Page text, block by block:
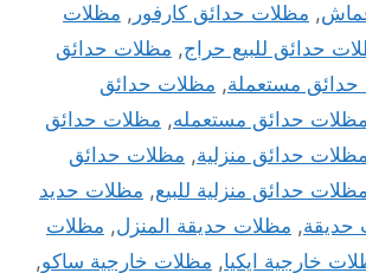
, مظلات حدائق كارفور , مظلات
حدائق للبيع حراج, مظلات حدائق
مستعملة, مظلات حدائق
مظلات حدائق مستعمله, مظلات حدائق
مظلات حدائق منزلية, مظلات حدائق
مظلات حدائق منزلية للبيع, مظلات حديد
حديقة, مظلات حديقة المنزل, مظلات
خارجية ايكيا, مظلات خارجية ساكو,